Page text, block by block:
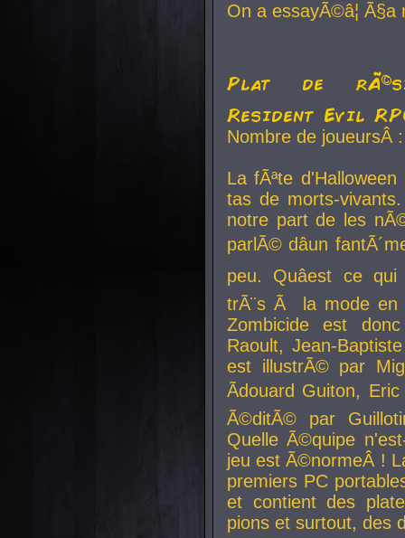
On a essayÃ©â¦
Plat de
Resident Evil
Nombre de
La fÃªte
tas de morts-
notre part de les
parlÃ© dâun
peu. Quâest ce
trÃ¨s Ã la mode en
Zombicide est
Raoult, Jean-
est illustrÃ© par
Ãdouard Guiton,
Ã©ditÃ© par
Quelle Ã©quipe
jeu est Ã©normeÂ !
premiers PC
et contient des
pions et surtout, des